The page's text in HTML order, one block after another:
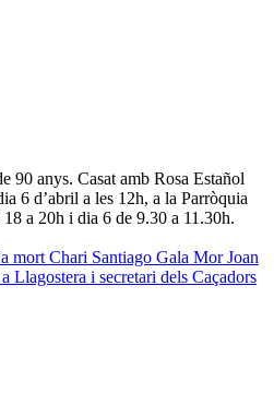
90 anys. Casat amb Rosa Estañol
6 d’abril a les 12h, a la Parròquia
a 20h i dia 6 de 9.30 a 11.30h.
mort Chari Santiago Gala Mor Joan
Llagostera i secretari dels Caçadors